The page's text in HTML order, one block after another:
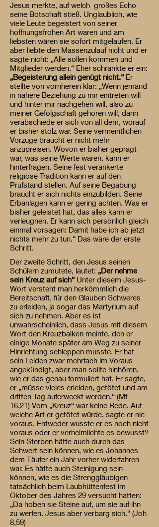
Jesus merkte, auf welch großes Echo
seine Botschaft stieß. Unglaublich, wie
viele Leute begeistert von seiner
hoffnungsfrohen Art waren und am
liebsten wären sie sofort mitgelaufen. Er
aber liebte den Massenzulauf nicht und er
sagte nicht: „Alle sollen kommen und
Mitglieder werden.“ Eher schränkte er ein:
„Begeisterung allein genügt nicht.“ Er
stellte von vornherein klar: „Wenn jemand
in nähere Beziehung zu mir eintreten will
und hinter mir nachgehen will, also zu
meiner Gefolgschaft gehören will, dann
verabschiede er sich von all dem, worauf
er bisher stolz war. Seine vermeintlichen
Vorzüge braucht er nicht mehr
anzupreisen. Wovon er bisher geprägt
war, was seine Werte waren, kann er
hinterfragen. Seine fest verankerte
religiöse Tradition kann er auf den
Prüfstand stellen. Auf seine Begabung
braucht er sich nichts einzubilden. Seine
Erbanlagen kann er gering achten. Was er
bisher geleistet hat, das alles kann er
verleugnen. Er kann sich persönlich gleich
einmal vorsagen: Damit habe ich ab jetzt
nichts mehr zu tun.“ Das wäre der erste
Schritt.
Der zweite Schritt, den Jesus seinen
Schülern zumutete, lautet: „Der nehme
sein Kreuz auf sich“ Unter diesem Jesus-
Wort versteht man herkömmlich die
Bereitschaft, für den Glauben Schweres
zu erleiden, ja sogar das Martyrium auf
sich zu nehmen. Aber es ist
unwahrscheinlich, dass Jesus mit diesem
Wort den Kreuzbalken meinte, den er
einige Monate später am Weg zu seiner
Hinrichtung schleppen musste. Er hat
sein Leiden zwar mehrfach im Voraus
angekündigt, aber man sollte hinhören,
wie er das genau formuliert hat. Er sagte,
er „müsse vieles erleiden, getötet und am
dritten Tag auferweckt werden.“ (Mt
16,21) Vom „Kreuz“ war keine Rede. Auf
welche Art er getötet würde, sagte er nie
voraus. Entweder wusste er es noch nicht
voraus oder er verheimlichte es bewusst?
Sein Sterben hätte auch durch das
Schwert sein können, wie es Johannes
dem Täufer ein Jahr vorher widerfahren
war. Es hätte auch Steinigung sein
können, wie es die Strenggläubigen
tatsächlich beim Laubhüttenfest im
Oktober des Jahres 29 versucht hatten:
„Da hoben sie Steine auf, um sie auf ihn
zu werfen. Jesus aber verbarg sich.“ (Joh
8,59)